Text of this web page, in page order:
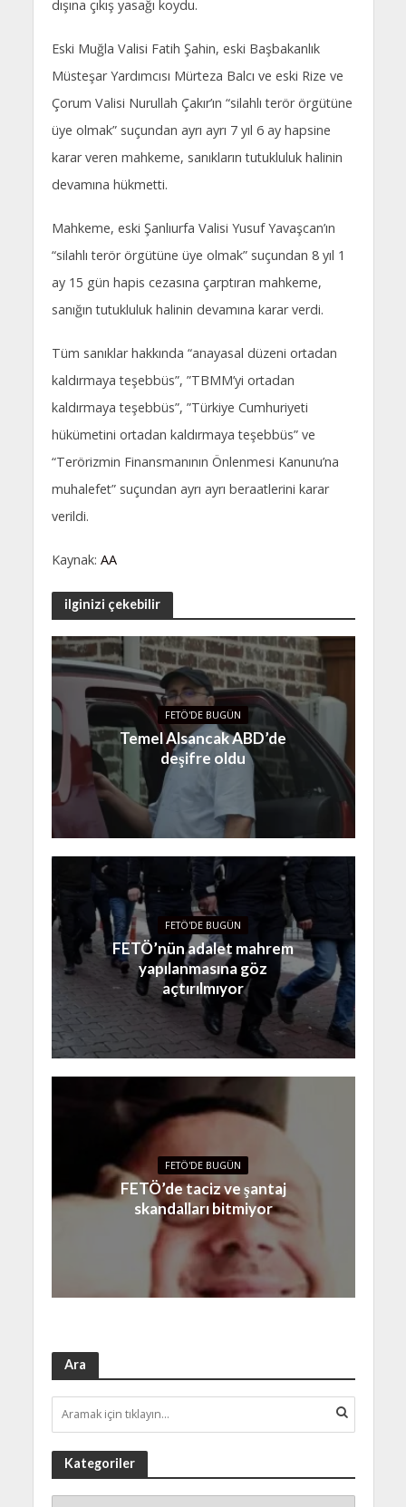
dışına çıkış yasağı koydu.
Eski Muğla Valisi Fatih Şahin, eski Başbakanlık
Müsteşar Yardımcısı Mürteza Balcı ve eski Rize ve
Çorum Valisi Nurullah Çakır’ın “silahlı terör örgütüne
üye olmak” suçundan ayrı ayrı 7 yıl 6 ay hapsine
karar veren mahkeme, sanıkların tutukluluk halinin
devamına hükmetti.
Mahkeme, eski Şanlıurfa Valisi Yusuf Yavaşcan’ın
“silahlı terör örgütüne üye olmak” suçundan 8 yıl 1
ay 15 gün hapis cezasına çarptıran mahkeme,
sanığın tutukluluk halinin devamına karar verdi.
Tüm sanıklar hakkında “anayasal düzeni ortadan
kaldırmaya teşebbüs”, ”TBMM’yi ortadan
kaldırmaya teşebbüs”, ”Türkiye Cumhuriyeti
hükümetini ortadan kaldırmaya teşebbüs” ve
“Terörizmin Finansmanının Önlenmesi Kanunu’na
muhalefet” suçundan ayrı ayrı beraatlerini karar
verildi.
Kaynak: AA
ilginizi çekebilir
FETÖ'DE BUGÜN
Temel Alsancak ABD’de
deşifre oldu
FETÖ'DE BUGÜN
FETÖ’nün adalet mahrem
yapılanmasına göz
açtırılmıyor
FETÖ'DE BUGÜN
FETÖ’de taciz ve şantaj
skandalları bitmiyor
Ara
Kategoriler